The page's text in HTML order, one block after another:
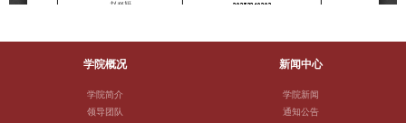
学院概况
学院简介
领导团队
新闻中心
学院新闻
通知公告